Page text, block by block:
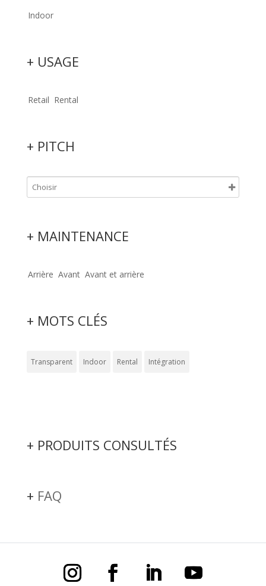
Indoor
+ USAGE
Retail Rental
+ PITCH
+ MAINTENANCE
Arrière Avant Avant et arrière
+ MOTS CLÉS
Transparent Indoor Rental Intégration
+ PRODUITS CONSULTÉS
+ FAQ